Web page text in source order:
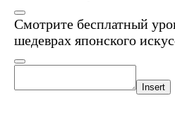
Смотрите бесплатный
шедеврах японского
Insert